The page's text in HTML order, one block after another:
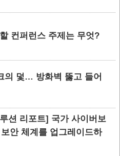
컨퍼런스 주제는 무엇?
의 덫… 방화벽 뚫고 들어
션 리포트] 국가 사이버보
안 체계를 업그레이드하